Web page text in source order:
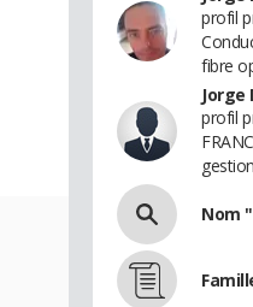
profil
fibre
Jorge
profil
Nom